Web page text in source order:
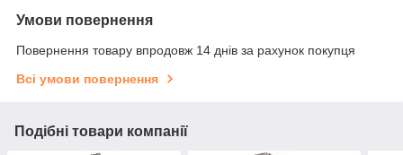
Умови повернення
Повернення товару впродовж 14 днів за рахунок покупця
Всі умови повернення
Подібні товари компанії